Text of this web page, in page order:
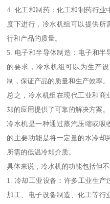
4. 化工和制药：化工和制药行业
度下进行，冷水机组可以提供所
行和产品的质量。
5. 电子和半导体制造：电子和半
的要求，冷水机组可以为生产
制，保证产品的质量和生产效率。
总之，冷水机组在现代工业和商
却的应用提供了可靠的解决方案。
冷水机是一种通过蒸汽压缩或吸
的主要功能是将一定量的水冷却
所需的低温冷却介质。
具体来说，冷水机的功能包括但
1. 冷却工业设备：许多工业生
加工、电子设备制造、化工等行